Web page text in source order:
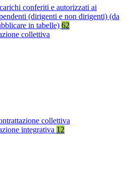
conferiti e autorizzati ai
(dirigenti e non dirigenti) (da
in tabelle) 62
collettiva
collettiva
integrativa 12